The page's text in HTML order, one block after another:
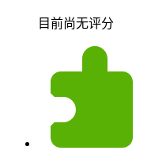
目前尚无评分